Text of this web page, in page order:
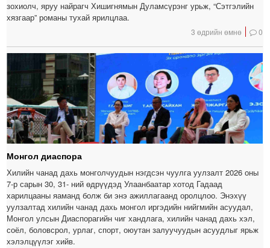
зохиолч, яруу найрагч Хишигнямын Дуламсүрэнг урьж, “Сэтгэлийн
хязгаар” романы тухай ярилцлаа.
3 өдрийн өмнө 0
Монгол диаспора
Хилийн чанад дахь монголчуудын нэгдсэн чуулга уулзалт 2026 оны
7-р сарын 30, 31- ний өдрүүдэд Улаанбаатар хотод Гадаад
харилцааны яаманд болж би энэ ажиллагаанд оролцлоо. Энэхүү
уулзалтад хилийн чанад дахь монгол иргэдийн нийгмийн асуудал,
Монгол улсын Диаспорагийн чиг хандлага, хилийн чанад дахь хэл,
соёл, боловсрол, урлаг, спорт, оюутан залуучуудын асуудлыг ярьж
хэлэлцүүлэг хийв.